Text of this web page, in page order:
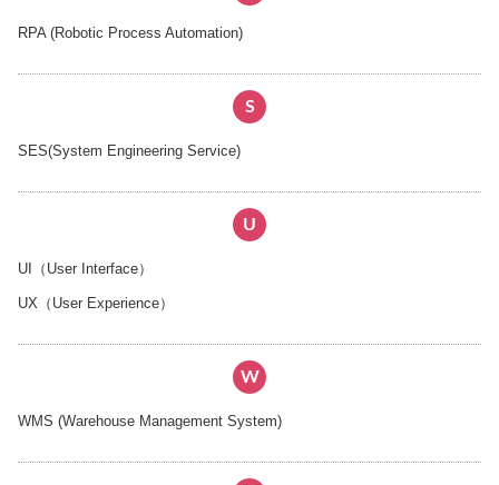
RPA (Robotic Process Automation)
S
SES(System Engineering Service)
U
UI（User Interface）
UX（User Experience）
W
WMS (Warehouse Management System)